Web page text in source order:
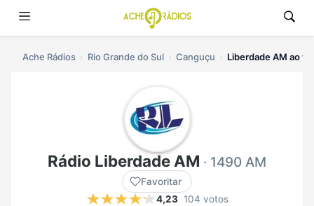
Ache Rádios Rio Grande do Sul Canguçu Liberdade AM ao
Rádio Liberdade AM · 1490 AM
Favoritar
4,23 104 votos